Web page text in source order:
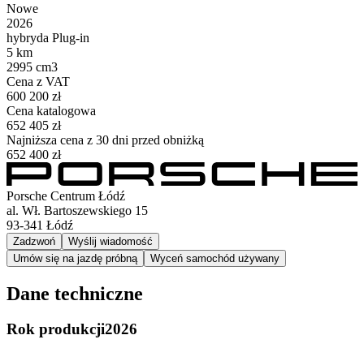
Nowe
2026
hybryda Plug-in
5 km
2995 cm3
Cena z VAT
600 200 zł
Cena katalogowa
652 405 zł
Najniższa cena z 30 dni przed obniżką
652 400 zł
Porsche Centrum Łódź
al. Wł. Bartoszewskiego 15
93-341 Łódź
Zadzwoń
Wyślij wiadomość
Umów się na jazdę próbną
Wyceń samochód używany
Dane techniczne
Rok produkcji2026